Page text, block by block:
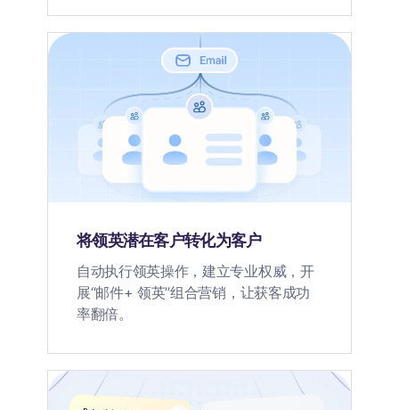
将领英潜在客户转化为客户
自动执行领英操作，建立专业权威，开
展“邮件+ 领英”组合营销，让获客成功
率翻倍。